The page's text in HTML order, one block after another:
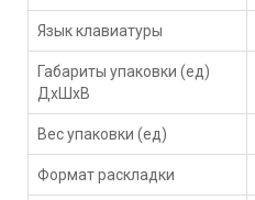
Язык клавиатуры
Габариты упаковки (ед)
ДхШхВ
Вес упаковки (ед)
Формат раскладки